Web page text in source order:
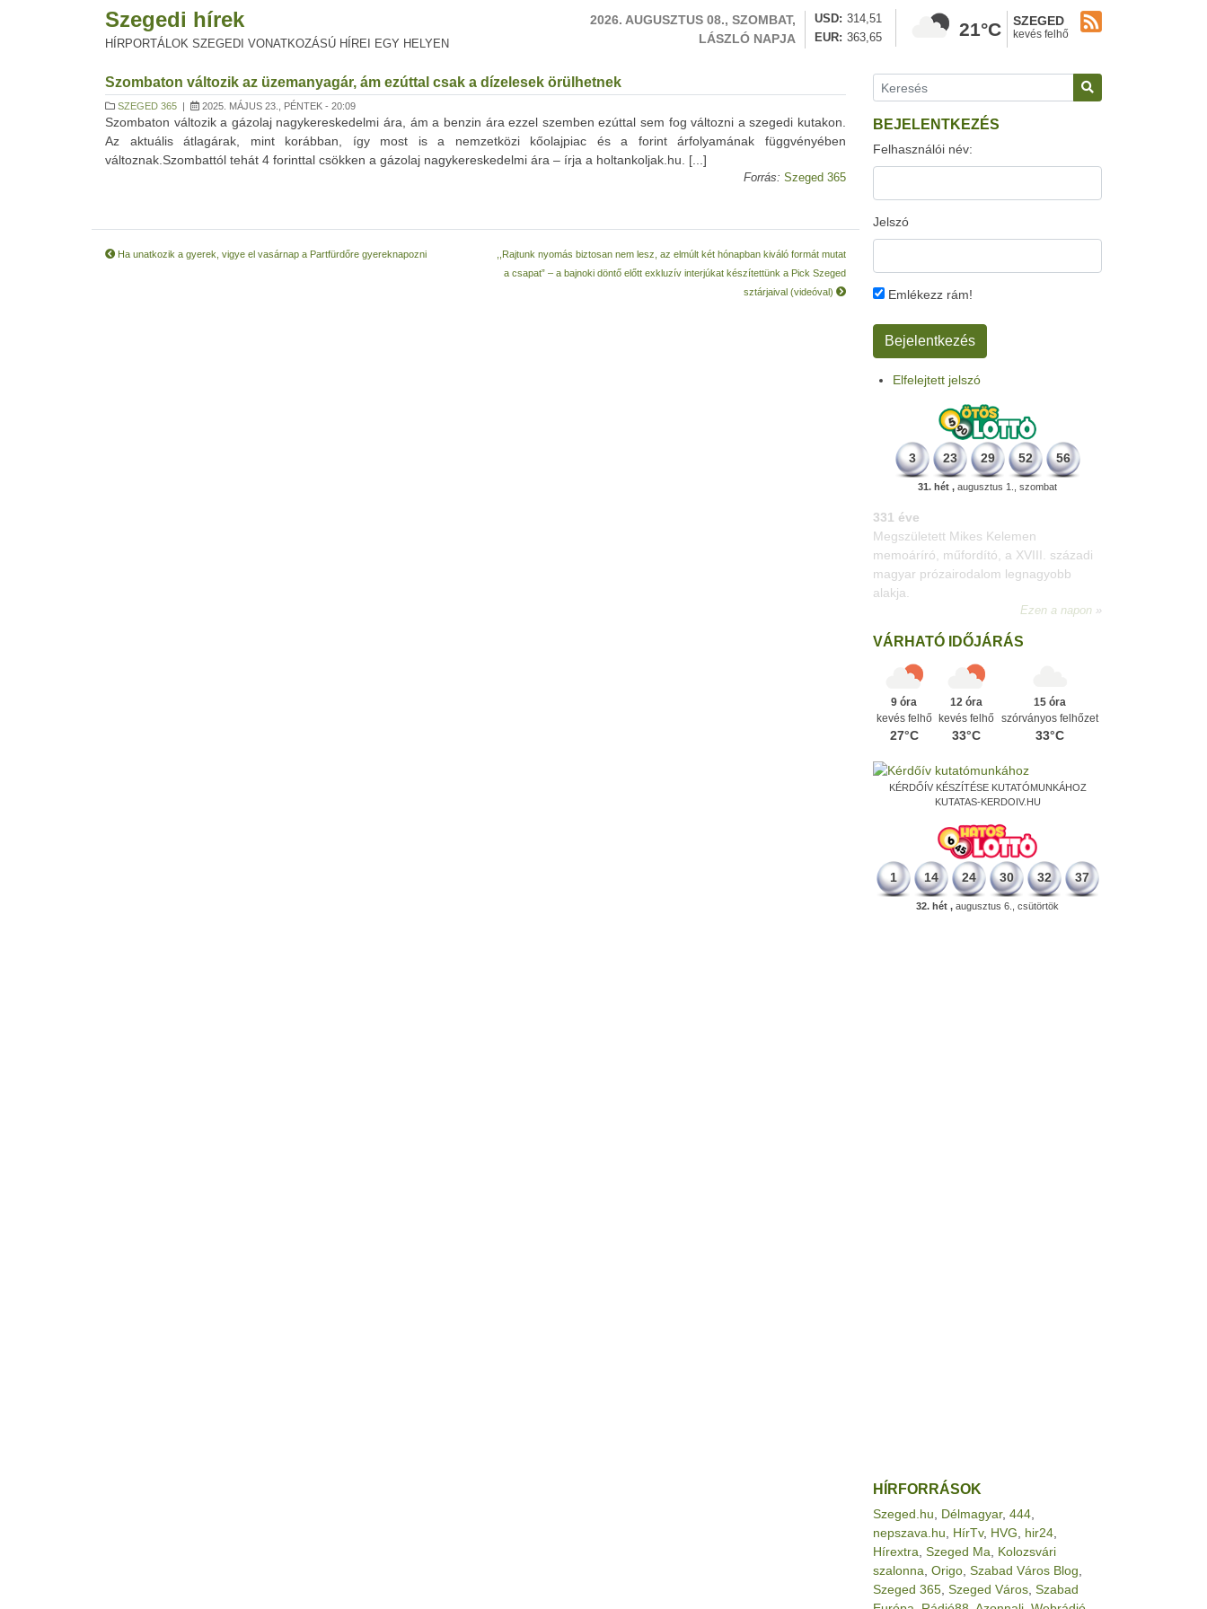
Szegedi hírek
HÍRPORTÁLOK SZEGEDI VONATKOZÁSÚ HÍREI EGY HELYEN
2026. AUGUSZTUS 08., SZOMBAT,
LÁSZLÓ NAPJA
USD
314,51
EUR
363,65 21°C SZEGED
kevés felhő
Szombaton változik az üzemanyagár, ám ezúttal csak a dízelesek örülhetnek
SZEGED 365 | 2025. MÁJUS 23., PÉNTEK - 20:09
Szombaton változik a gázolaj nagykereskedelmi ára, ám a benzin ára ezzel szemben ezúttal sem fog változni a szegedi kutakon.
Az aktuális átlagárak, mint korábban, így most is a nemzetközi kőolajpiac és a forint árfolyamának függvényében
változnak.Szombattól tehát 4 forinttal csökken a gázolaj nagykereskedelmi ára – írja a holtankoljak.hu. [...]
Forrás: Szeged 365
Ha unatkozik a gyerek, vigye el vasárnap a Partfürdőre gyereknapozni
,,Rajtunk nyomás biztosan nem lesz, az elmúlt két hónapban kiváló formát mutat
a csapat” – a bajnoki döntő előtt exkluzív interjúkat készítettünk a Pick Szeged
sztárjaival (videóval)
BEJELENTKEZÉS
Felhasználói név:
Jelszó
Emlékezz rám!
Elfelejtett jelszó
3 23 29 52 56
31. hét , augusztus 1., szombat
331 éve
Megszületett Mikes Kelemen
memoáríró, műfordító, a XVIII. századi
magyar prózairodalom legnagyobb
alakja.
Ezen a napon
VÁRHATÓ IDŐJÁRÁS
9 óra
kevés felhő
27°C
12 óra
kevés felhő
33°C
15 óra
szórványos felhőzet
33°C
KÉRDŐÍV KÉSZÍTÉSE KUTATÓMUNKÁHOZ
KUTATAS-KERDOIV.HU
1 14 24 30 32 37
32. hét , augusztus 6., csütörtök
HÍRFORRÁSOK
Szeged.hu Délmagyar, 444
nepszava.hu
HírTv, HVG hir24
Hírextra Szeged Ma
Kolozsvári
szalonna Origo Szabad Város Blog
Szeged 365 Szeged Város Szabad